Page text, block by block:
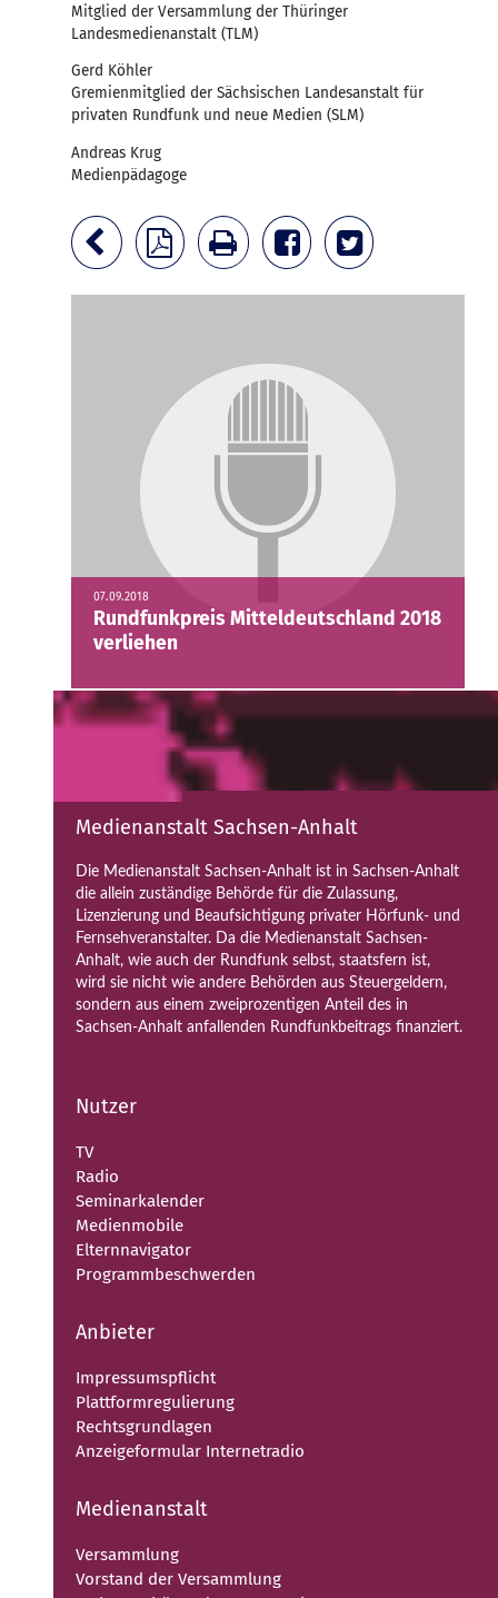
Mitglied der Versammlung der Thüringer
Landesmedienanstalt (TLM)
Gerd Köhler
Gremienmitglied der Sächsischen Landesanstalt für
privaten Rundfunk und neue Medien (SLM)
Andreas Krug
Medienpädagoge
07.09.2018
Rundfunkpreis Mitteldeutschland 2018
verliehen
Medienanstalt Sachsen-Anhalt
Die Medienanstalt Sachsen-Anhalt ist in Sachsen-Anhalt
die allein zuständige Behörde für die Zulassung,
Lizenzierung und Beaufsichtigung privater Hörfunk- und
Fernsehveranstalter. Da die Medienanstalt Sachsen-
Anhalt, wie auch der Rundfunk selbst, staatsfern ist,
wird sie nicht wie andere Behörden aus Steuergeldern,
sondern aus einem zweiprozentigen Anteil des in
Sachsen-Anhalt anfallenden Rundfunkbeitrags finanziert.
Nutzer
TV
Radio
Seminarkalender
Medienmobile
Elternnavigator
Programmbeschwerden
Anbieter
Impressumspflicht
Plattformregulierung
Rechtsgrundlagen
Anzeigeformular Internetradio
Medienanstalt
Versammlung
Vorstand der Versammlung